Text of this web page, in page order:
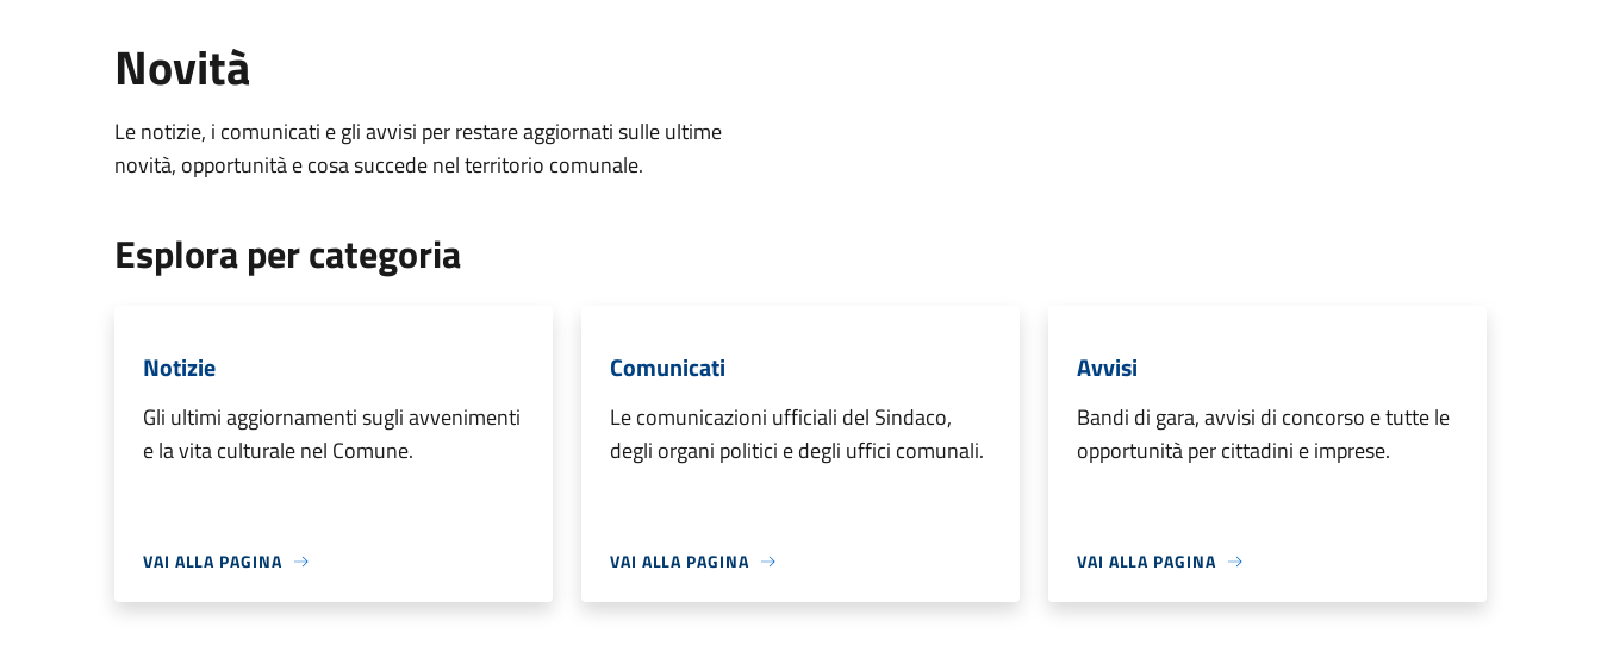
Novità
Le notizie, i comunicati e gli avvisi per restare aggiornati sulle ultime
novità, opportunità e cosa succede nel territorio comunale.
Esplora per categoria
Notizie
Gli ultimi aggiornamenti sugli avvenimenti
e la vita culturale nel Comune.
VAI ALLA PAGINA
Comunicati
Le comunicazioni ufficiali del Sindaco,
degli organi politici e degli uffici comunali.
VAI ALLA PAGINA
Avvisi
Bandi di gara, avvisi di concorso e tutte le
opportunità per cittadini e imprese.
VAI ALLA PAGINA